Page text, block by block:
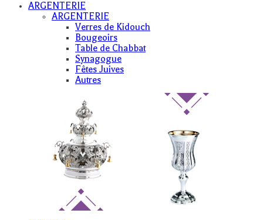
ARGENTERIE
ARGENTERIE
Verres de Kidouch
Bougeoirs
Table de Chabbat
Synagogue
Fêtes Juives
Autres